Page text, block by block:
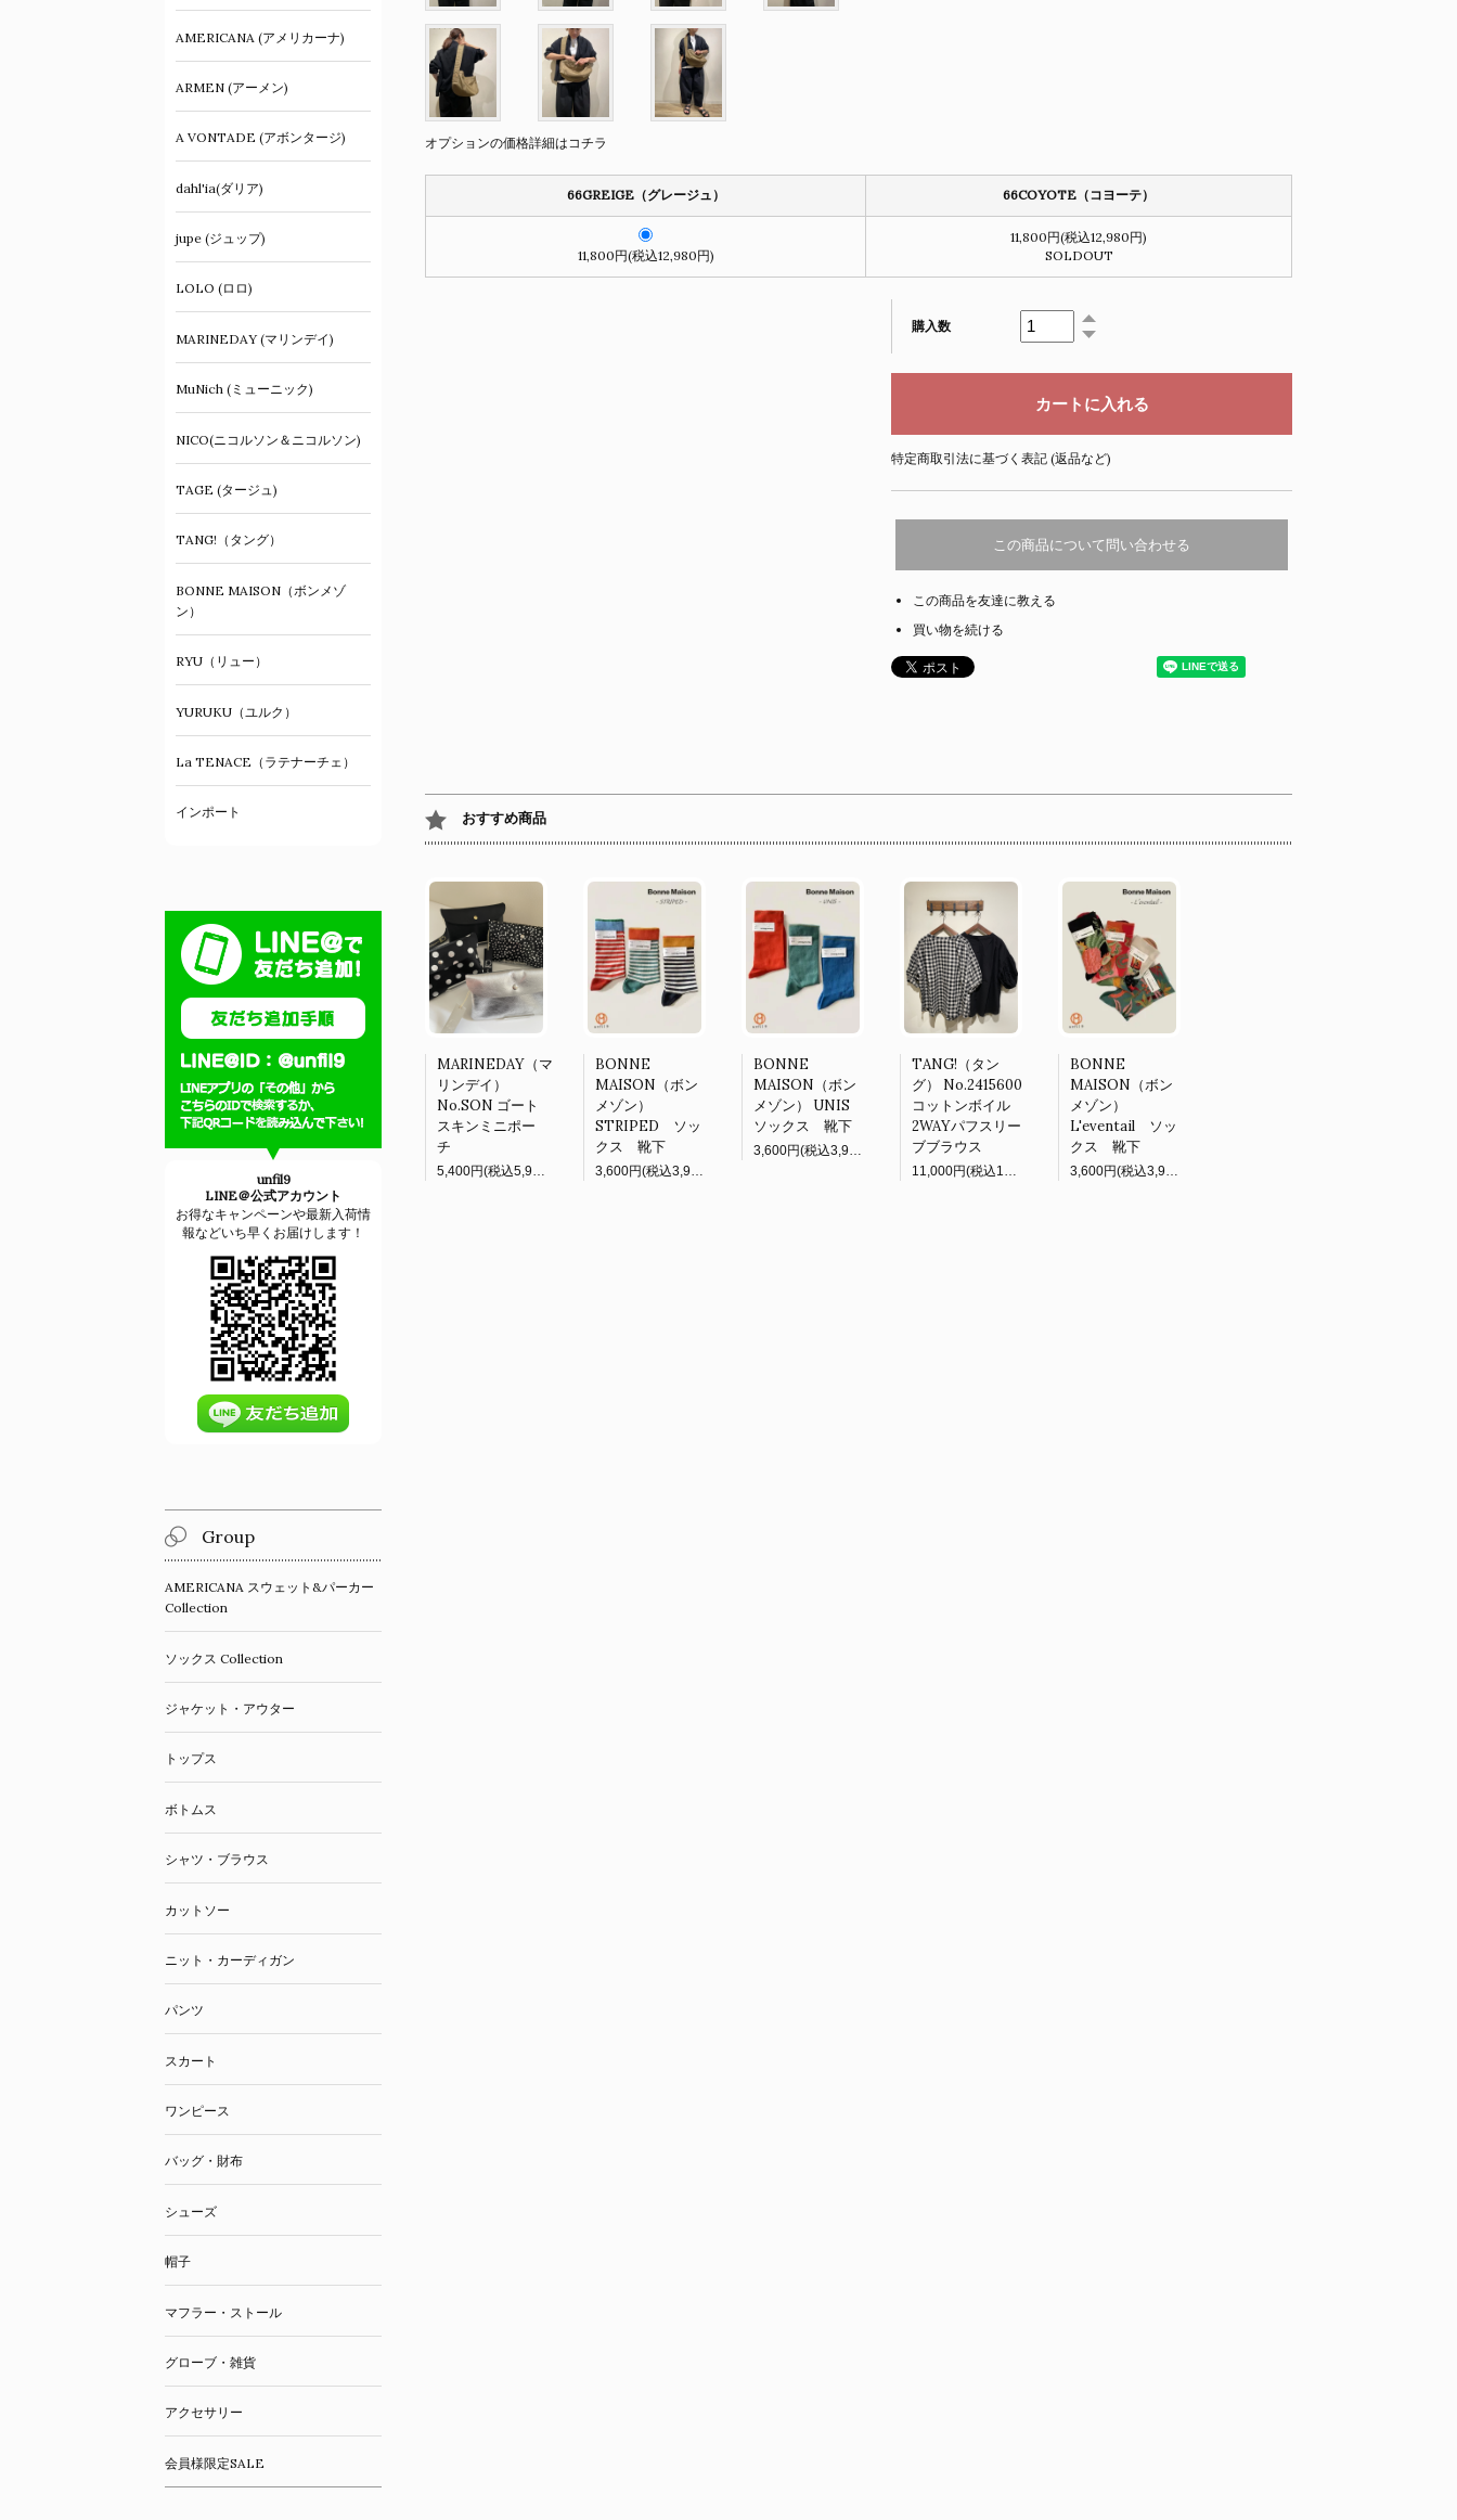
オプションの価格詳細はコチラ
66GREIGE（グレージュ） 66COYOTE（コヨーテ）
11,800円(税込12,980円)
11,800円(税込12,980円)
SOLDOUT
購入数
特定商取引法に基づく表記 (返品など)
この商品について問い合わせる
この商品を友達に教える
買い物を続ける
おすすめ商品
MARINEDAY（マ
リンデイ）
No.SON ゴート
スキンミニポー
チ
5,400円(税込5,940円)
BONNE
MAISON（ボン
メゾン）
STRIPED ソッ
クス 靴下
3,600円(税込3,960円)
BONNE
MAISON（ボン
メゾン） UNIS
ソックス 靴下
3,600円(税込3,960円)
TANG!（タン
グ） No.2415600
コットンボイル
2WAYパフスリー
ブブラウス
11,000円(税込12,100円)
BONNE
MAISON（ボン
メゾン）
L'eventail ソッ
クス 靴下
3,600円(税込3,960円)
AMERICANA (アメリカーナ)
ARMEN (アーメン)
A VONTADE (アボンタージ)
dahl'ia(ダリア)
jupe (ジュップ)
LOLO (ロロ)
MARINEDAY (マリンデイ)
MuNich (ミューニック)
NICO(ニコルソン＆ニコルソン)
TAGE (タージュ)
TANG!（タング）
BONNE MAISON（ボンメゾ
ン）
RYU（リュー）
YURUKU（ユルク）
La TENACE（ラテナーチェ）
インポート
unfil9
LINE＠公式アカウント
お得なキャンペーンや最新入荷情
報などいち早くお届けします！
Group
AMERICANA スウェット&パーカー
Collection
ソックス Collection
ジャケット・アウター
トップス
ボトムス
シャツ・ブラウス
カットソー
ニット・カーディガン
パンツ
スカート
ワンピース
バッグ・財布
シューズ
帽子
マフラー・ストール
グローブ・雑貨
アクセサリー
会員様限定SALE